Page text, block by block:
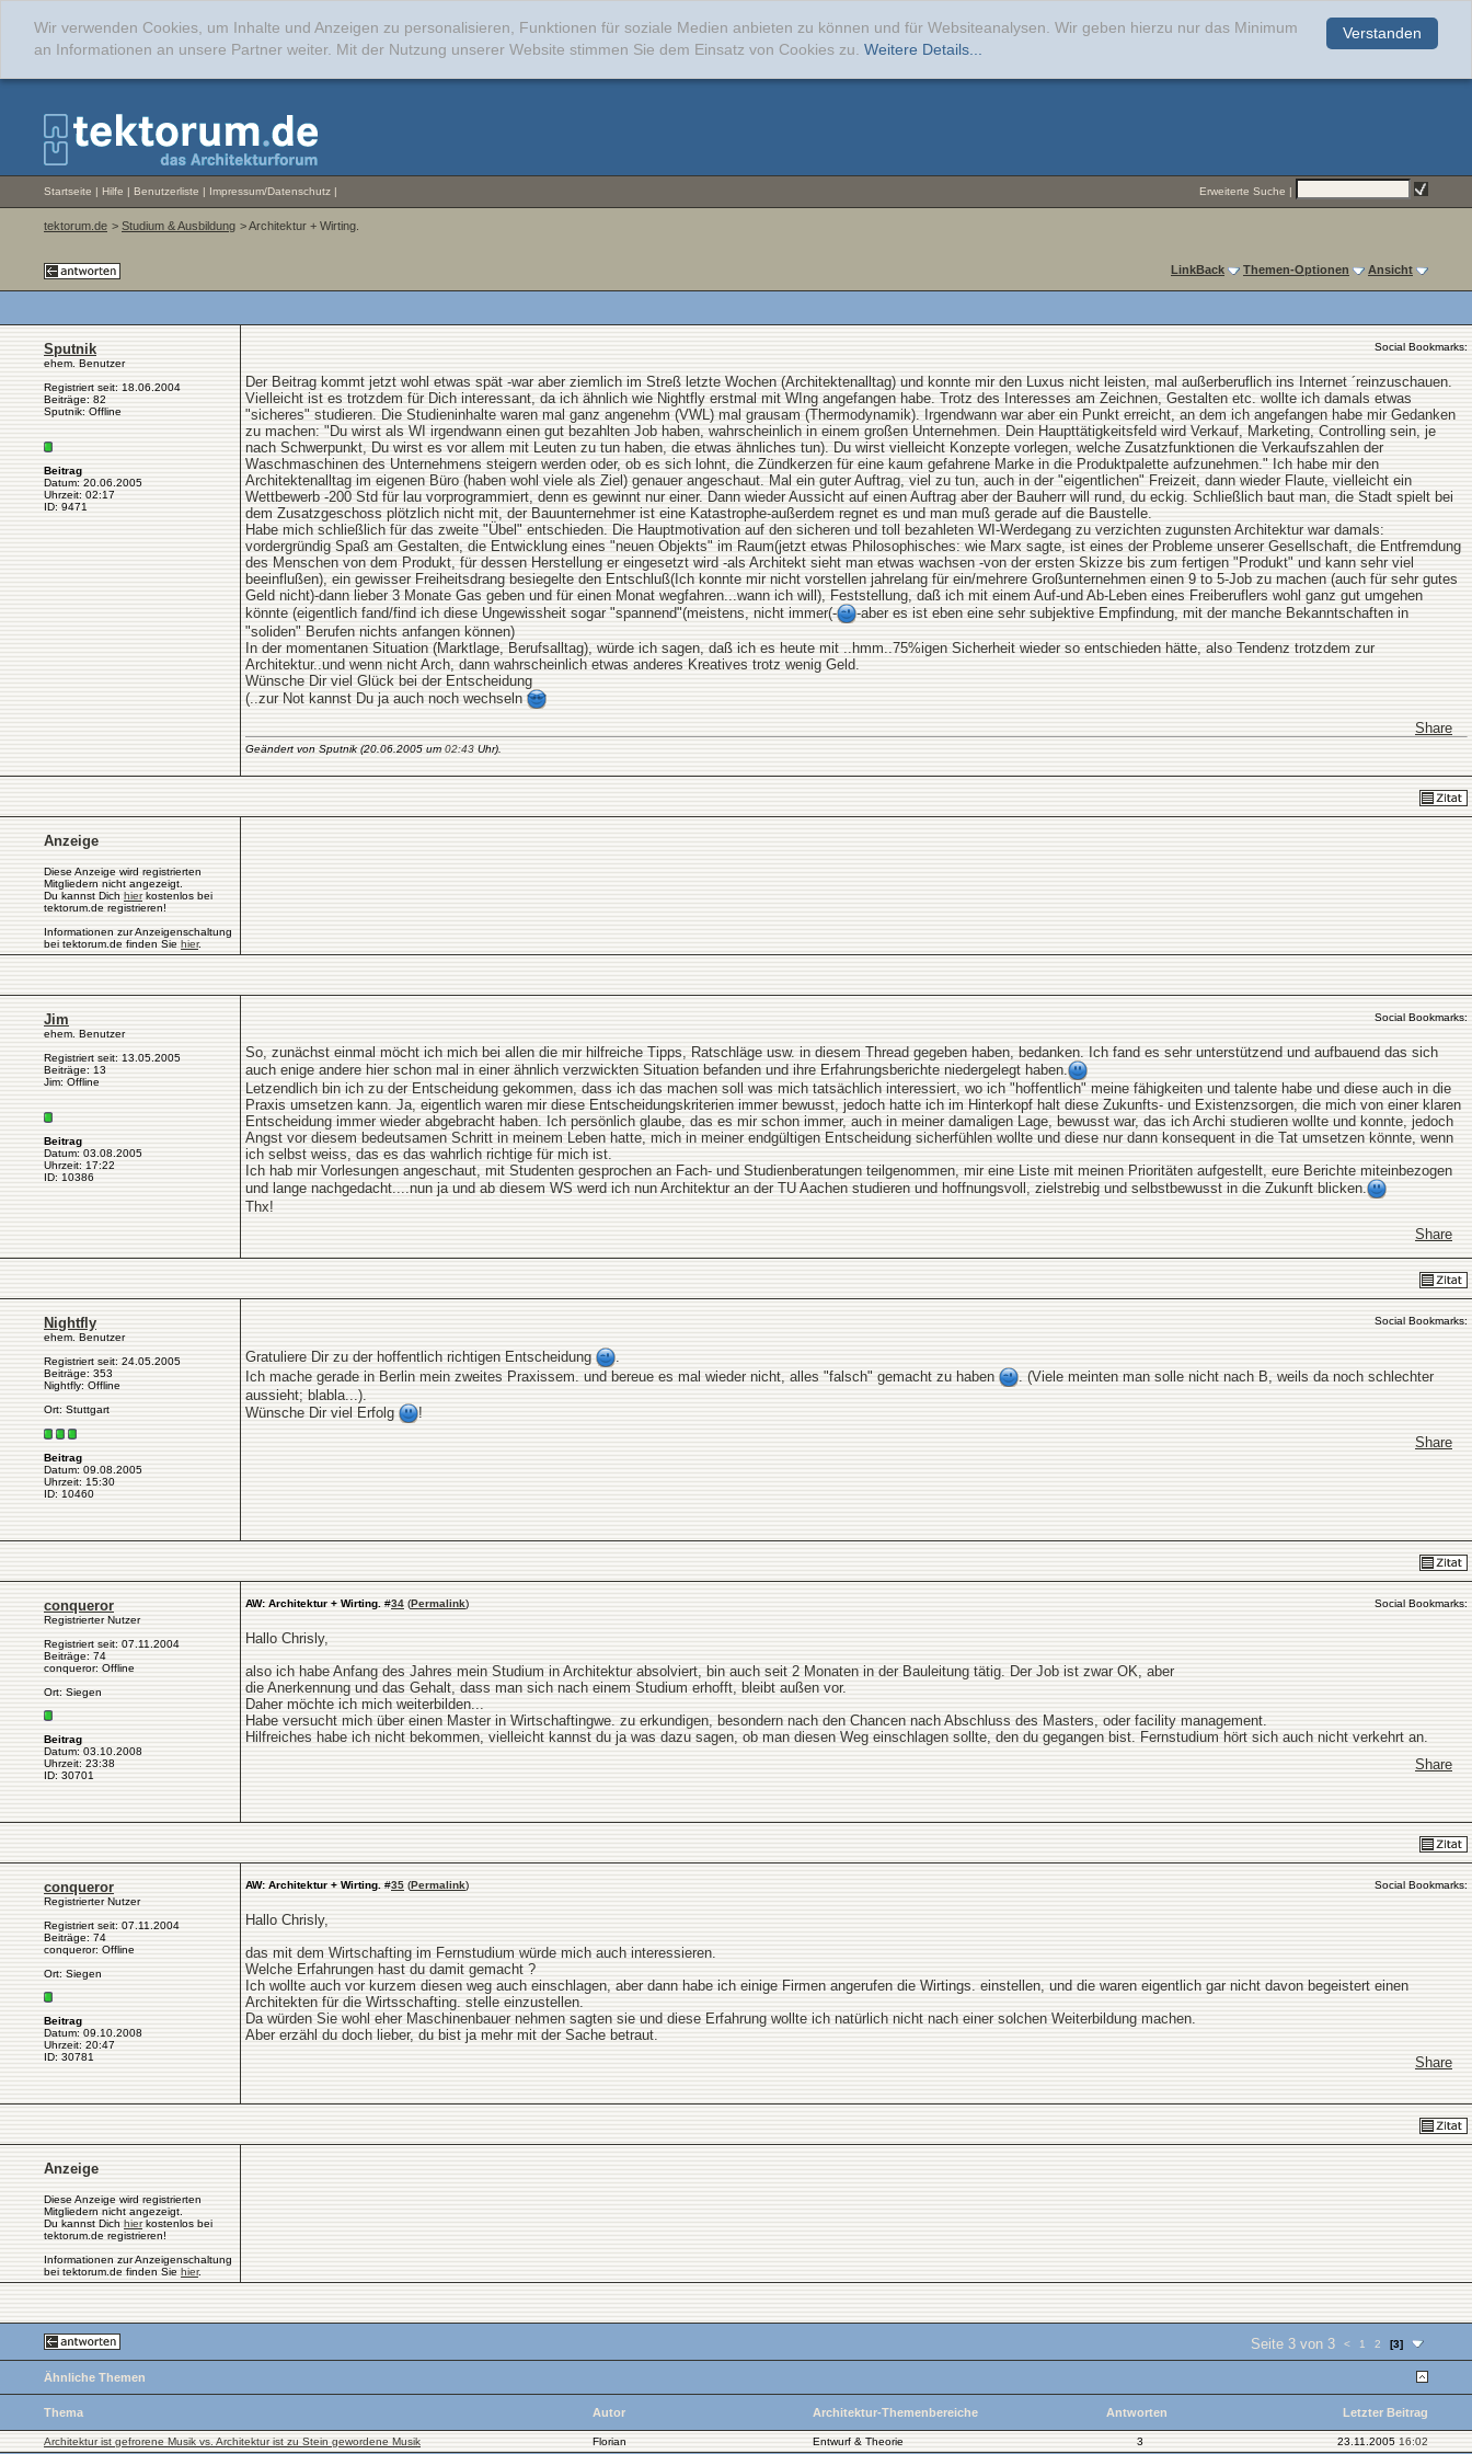
Verstanden
Wir verwenden Cookies, um Inhalte und Anzeigen zu personalisieren, Funktionen für soziale Medien anbieten zu können und für Websiteanalysen. Wir geben hierzu nur das Minimum
an Informationen an unsere Partner weiter. Mit der Nutzung unserer Website stimmen Sie dem Einsatz von Cookies zu. Weitere Details...
Startseite | Hilfe | Benutzerliste | Impressum/Datenschutz | Erweiterte Suche |
tektorum.de > Studium & Ausbildung > Architektur + Wirting.
LinkBack Themen-Optionen Ansicht
Sputnik
ehem. Benutzer
Registriert seit: 18.06.2004
Beiträge: 82
Sputnik: Offline
Beitrag
Datum: 20.06.2005
Uhrzeit: 02:17
ID: 9471
Social Bookmarks:
Der Beitrag kommt jetzt wohl etwas spät -war aber ziemlich im Streß letzte Wochen (Architektenalltag) und konnte mir den Luxus nicht leisten, mal außerberuflich ins Internet ´reinzuschauen.
Vielleicht ist es trotzdem für Dich interessant, da ich ähnlich wie Nightfly erstmal mit WIng angefangen habe. Trotz des Interesses am Zeichnen, Gestalten etc. wollte ich damals etwas
"sicheres" studieren. Die Studieninhalte waren mal ganz angenehm (VWL) mal grausam (Thermodynamik). Irgendwann war aber ein Punkt erreicht, an dem ich angefangen habe mir Gedanken
zu machen: "Du wirst als WI irgendwann einen gut bezahlten Job haben, wahrscheinlich in einem großen Unternehmen. Dein Haupttätigkeitsfeld wird Verkauf, Marketing, Controlling sein, je
nach Schwerpunkt, Du wirst es vor allem mit Leuten zu tun haben, die etwas ähnliches tun). Du wirst vielleicht Konzepte vorlegen, welche Zusatzfunktionen die Verkaufszahlen der
Waschmaschinen des Unternehmens steigern werden oder, ob es sich lohnt, die Zündkerzen für eine kaum gefahrene Marke in die Produktpalette aufzunehmen." Ich habe mir den
Architektenalltag im eigenen Büro (haben wohl viele als Ziel) genauer angeschaut. Mal ein guter Auftrag, viel zu tun, auch in der "eigentlichen" Freizeit, dann wieder Flaute, vielleicht ein
Wettbewerb -200 Std für lau vorprogrammiert, denn es gewinnt nur einer. Dann wieder Aussicht auf einen Auftrag aber der Bauherr will rund, du eckig. Schließlich baut man, die Stadt spielt bei
dem Zusatzgeschoss plötzlich nicht mit, der Bauunternehmer ist eine Katastrophe-außerdem regnet es und man muß gerade auf die Baustelle.
Habe mich schließlich für das zweite "Übel" entschieden. Die Hauptmotivation auf den sicheren und toll bezahleten WI-Werdegang zu verzichten zugunsten Architektur war damals:
vordergründig Spaß am Gestalten, die Entwicklung eines "neuen Objekts" im Raum(jetzt etwas Philosophisches: wie Marx sagte, ist eines der Probleme unserer Gesellschaft, die Entfremdung
des Menschen von dem Produkt, für dessen Herstellung er eingesetzt wird -als Architekt sieht man etwas wachsen -von der ersten Skizze bis zum fertigen "Produkt" und kann sehr viel
beeinflußen), ein gewisser Freiheitsdrang besiegelte den Entschluß(Ich konnte mir nicht vorstellen jahrelang für ein/mehrere Großunternehmen einen 9 to 5-Job zu machen (auch für sehr gutes
Geld nicht)-dann lieber 3 Monate Gas geben und für einen Monat wegfahren...wann ich will), Feststellung, daß ich mit einem Auf-und Ab-Leben eines Freiberuflers wohl ganz gut umgehen
könnte (eigentlich fand/find ich diese Ungewissheit sogar "spannend"(meistens, nicht immer(-
-aber es ist eben eine sehr subjektive Empfindung, mit der manche Bekanntschaften in
"soliden" Berufen nichts anfangen können)
In der momentanen Situation (Marktlage, Berufsalltag), würde ich sagen, daß ich es heute mit ..hmm..75%igen Sicherheit wieder so entschieden hätte, also Tendenz trotzdem zur
Architektur..und wenn nicht Arch, dann wahrscheinlich etwas anderes Kreatives trotz wenig Geld.
Wünsche Dir viel Glück bei der Entscheidung
(..zur Not kannst Du ja auch noch wechseln
Share
Geändert von Sputnik (20.06.2005 um 02:43 Uhr).
Anzeige
Diese Anzeige wird registrierten
Mitgliedern nicht angezeigt.
Du kannst Dich hierkostenlos bei
tektorum.de registrieren!
Informationen zur Anzeigenschaltung
bei tektorum.de finden Sie hier.
Jim
ehem. Benutzer
Registriert seit: 13.05.2005
Beiträge: 13
Jim: Offline
Beitrag
Datum: 03.08.2005
Uhrzeit: 17:22
ID: 10386
Social Bookmarks:
So, zunächst einmal möcht ich mich bei allen die mir hilfreiche Tipps, Ratschläge usw. in diesem Thread gegeben haben, bedanken. Ich fand es sehr unterstützend und aufbauend das sich
auch enige andere hier schon mal in einer ähnlich verzwickten Situation befanden und ihre Erfahrungsberichte niedergelegt haben.
Letzendlich bin ich zu der Entscheidung gekommen, dass ich das machen soll was mich tatsächlich interessiert, wo ich "hoffentlich" meine fähigkeiten und talente habe und diese auch in die
Praxis umsetzen kann. Ja, eigentlich waren mir diese Entscheidungskriterien immer bewusst, jedoch hatte ich im Hinterkopf halt diese Zukunfts- und Existenzsorgen, die mich von einer klaren
Entscheidung immer wieder abgebracht haben. Ich persönlich glaube, das es mir schon immer, auch in meiner damaligen Lage, bewusst war, das ich Archi studieren wollte und konnte, jedoch
Angst vor diesem bedeutsamen Schritt in meinem Leben hatte, mich in meiner endgültigen Entscheidung sicherfühlen wollte und diese nur dann konsequent in die Tat umsetzen könnte, wenn
ich selbst weiss, das es das wahrlich richtige für mich ist.
Ich hab mir Vorlesungen angeschaut, mit Studenten gesprochen an Fach- und Studienberatungen teilgenommen, mir eine Liste mit meinen Prioritäten aufgestellt, eure Berichte miteinbezogen
und lange nachgedacht....nun ja und ab diesem WS werd ich nun Architektur an der TU Aachen studieren und hoffnungsvoll, zielstrebig und selbstbewusst in die Zukunft blicken.
Thx!
Share
Nightfly
ehem. Benutzer
Registriert seit: 24.05.2005
Beiträge: 353
Nightfly: Offline
Ort: Stuttgart
Beitrag
Datum: 09.08.2005
Uhrzeit: 15:30
ID: 10460
Social Bookmarks:
Gratuliere Dir zu der hoffentlich richtigen Entscheidung
Ich mache gerade in Berlin mein zweites Praxissem. und bereue es mal wieder nicht, alles "falsch" gemacht zu haben
. (Viele meinten man solle nicht nach B, weils da noch schlechter
aussieht; blabla...).
Wünsche Dir viel Erfolg
!
Share
conqueror
Registrierter Nutzer
Registriert seit: 07.11.2004
Beiträge: 74
conqueror: Offline
Ort: Siegen
Beitrag
Datum: 03.10.2008
Uhrzeit: 23:38
ID: 30701
AW: Architektur + Wirting. #34 (Permalink) Social Bookmarks:
Hallo Chrisly,
also ich habe Anfang des Jahres mein Studium in Architektur absolviert, bin auch seit 2 Monaten in der Bauleitung tätig. Der Job ist zwar OK, aber
die Anerkennung und das Gehalt, dass man sich nach einem Studium erhofft, bleibt außen vor.
Daher möchte ich mich weiterbilden...
Habe versucht mich über einen Master in Wirtschaftingwe. zu erkundigen, besondern nach den Chancen nach Abschluss des Masters, oder facility management.
Hilfreiches habe ich nicht bekommen, vielleicht kannst du ja was dazu sagen, ob man diesen Weg einschlagen sollte, den du gegangen bist. Fernstudium hört sich auch nicht verkehrt an.
Share
conqueror
Registrierter Nutzer
Registriert seit: 07.11.2004
Beiträge: 74
conqueror: Offline
Ort: Siegen
Beitrag
Datum: 09.10.2008
Uhrzeit: 20:47
ID: 30781
AW: Architektur + Wirting. #35 (Permalink) Social Bookmarks:
Hallo Chrisly,
das mit dem Wirtschafting im Fernstudium würde mich auch interessieren.
Welche Erfahrungen hast du damit gemacht ?
Ich wollte auch vor kurzem diesen weg auch einschlagen, aber dann habe ich einige Firmen angerufen die Wirtings. einstellen, und die waren eigentlich gar nicht davon begeistert einen
Architekten für die Wirtsschafting. stelle einzustellen.
Da würden Sie wohl eher Maschinenbauer nehmen sagten sie und diese Erfahrung wollte ich natürlich nicht nach einer solchen Weiterbildung machen.
Aber erzähl du doch lieber, du bist ja mehr mit der Sache betraut.
Share
Anzeige
Diese Anzeige wird registrierten
Mitgliedern nicht angezeigt.
Du kannst Dich hierkostenlos bei
tektorum.de registrieren!
Informationen zur Anzeigenschaltung
bei tektorum.de finden Sie hier.
Seite 3 von 3 < 1 2 [3]
Ähnliche Themen
Thema Autor Architektur-Themenbereiche Antworten Letzter Beitrag
Architektur ist gefrorene Musik vs. Architektur ist zu Stein gewordene Musik Florian Entwurf & Theorie 3 23.11.2005 16:02